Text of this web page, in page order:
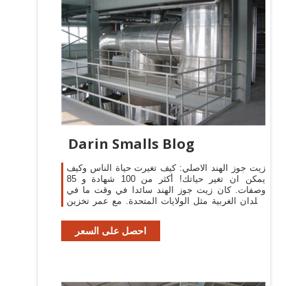
Darin Smalls Blog
زيت جوز الهند الاصلي: كيف تغيرت حياة الناس وكيف
يمكن ان تغير حياتك! أكثر من 100 شهادة و 85
وصفات. كان زيت جوز الهند سائدا في وقت ما في
البلدان الغربية مثل الولايات المتحدة. مع عمر تخزين
احصل على السعر